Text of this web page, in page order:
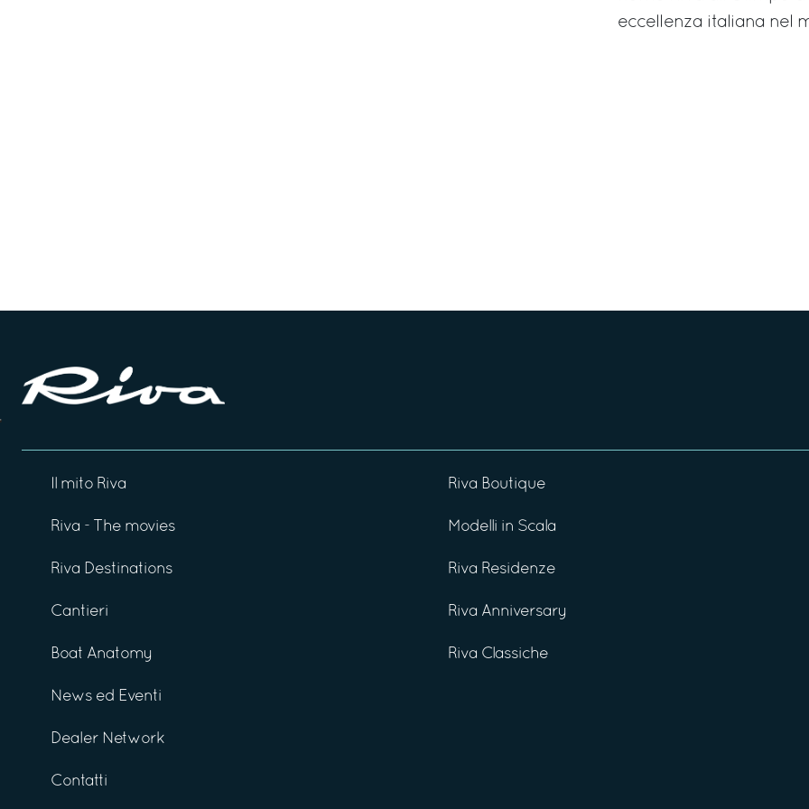
eccellenza italiana nel
Il mito Riva
Riva - The movies
Riva Destinations
Cantieri
Boat Anatomy
News ed Eventi
Dealer Network
Contatti
Riva Boutique
Modelli in Scala
Riva Residenze
Riva Anniversary
Riva Classiche